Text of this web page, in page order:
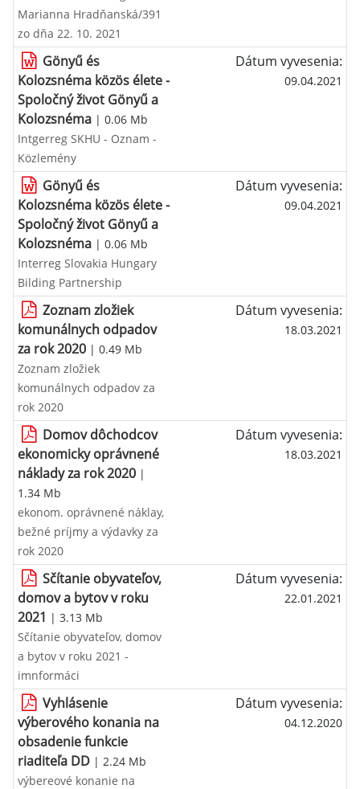
Marianna Hradňanská/391
zo dňa 22. 10. 2021
Gönyű és
Kolozsnéma közös élete -
Spoločný život Gönyű a
Kolozsnéma | 0.06 Mb
Dátum vyvesenia:
09.04.2021
Intgerreg SKHU - Oznam -
Közlemény
Gönyű és
Kolozsnéma közös élete -
Spoločný život Gönyű a
Kolozsnéma | 0.06 Mb
Dátum vyvesenia:
09.04.2021
Interreg Slovakia Hungary
Bilding Partnership
Zoznam zložiek
komunálnych odpadov
za rok 2020 | 0.49 Mb
Dátum vyvesenia:
18.03.2021
Zoznam zložiek
komunálnych odpadov za
rok 2020
Domov dôchodcov
ekonomicky oprávnené
náklady za rok 2020 |
1.34 Mb
Dátum vyvesenia:
18.03.2021
ekonom. oprávnené náklay,
bežné príjmy a výdavky za
rok 2020
Sčítanie obyvateľov,
domov a bytov v roku
2021 | 3.13 Mb
Dátum vyvesenia:
22.01.2021
Sčítanie obyvateľov, domov
a bytov v roku 2021 -
imnformáci
Vyhlásenie
výberového konania na
obsadenie funkcie
riaditeľa DD | 2.24 Mb
Dátum vyvesenia:
04.12.2020
výbereové konanie na